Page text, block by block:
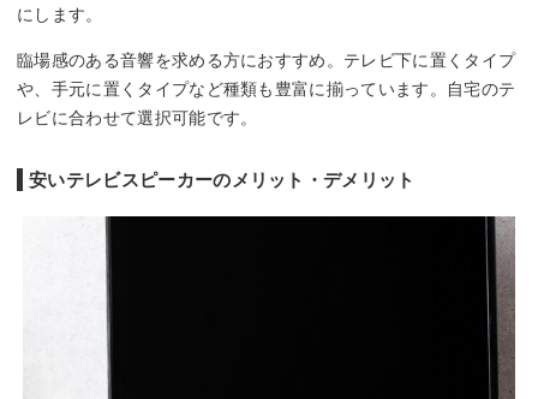
にします。
臨場感のある音響を求める方におすすめ。テレビ下に置くタイプ
や、手元に置くタイプなど種類も豊富に揃っています。自宅のテ
レビに合わせて選択可能です。
安いテレビスピーカーのメリット・デメリット